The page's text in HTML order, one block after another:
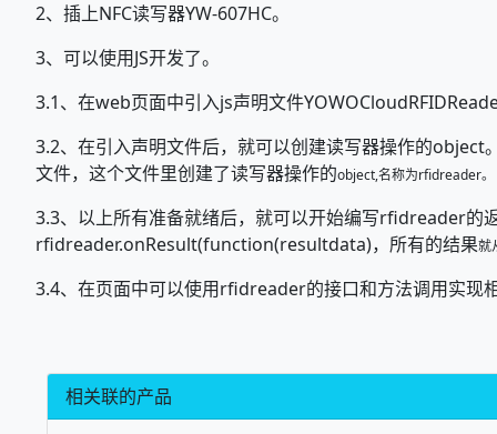
2、插上NFC读写器YW-607HC。
3、可以使用JS开发了。
3.1、在web页面中引入js声明文件
3.2、在引入声明文件后，就可以创建读写器操作的object
文件，这个文件里创建了读写器操作的object,名称为rfidreader。
3.3、以上所有准备就绪后，就可以开始编写rfidreader的
rfidreader.onResult(function(resultdata)，所有的结果就
3.4、在页面中可以使用rfidreader的接口和方法调用实现
相关联的产品